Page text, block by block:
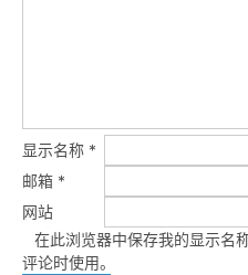
显示名称 *
邮箱 *
网站
在此浏览器中保存我的显示名
评论时使用。